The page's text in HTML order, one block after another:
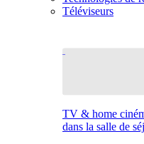
Téléviseurs
TV & home
dans la salle de